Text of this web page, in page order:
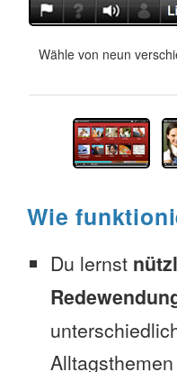
Wähle von neun
Wie
Du lernst